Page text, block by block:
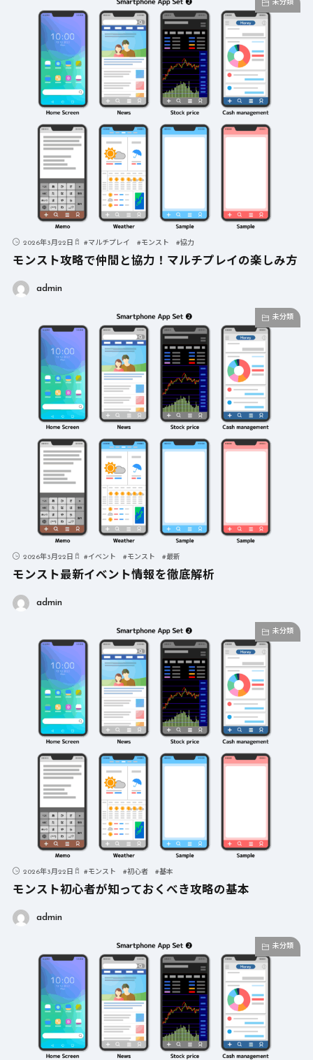
未分類
2026年3月22日 #マルチプレイ #モンスト #協力
モンスト攻略で仲間と協力！マルチプレイの楽しみ方
admin
未分類
2026年3月22日 #イベント #モンスト #最新
モンスト最新イベント情報を徹底解析
admin
未分類
2026年3月22日 #モンスト #初心者 #基本
モンスト初心者が知っておくべき攻略の基本
admin
未分類